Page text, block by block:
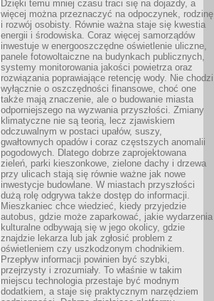
Dzięki temu mniej czasu traci się na dojazdy, a
więcej można przeznaczyć na odpoczynek, rodzinę
i rozwój osobisty. Równie ważna staje się kwestia
energii i środowiska. Coraz więcej samorządów
inwestuje w energooszczędne oświetlenie uliczne,
panele fotowoltaiczne na budynkach publicznych,
systemy monitorowania jakości powietrza oraz
rozwiązania poprawiające retencję wody. Nie chodzi
wyłącznie o oszczędności finansowe, choć one
także mają znaczenie, ale o budowanie miasta
odporniejszego na wyzwania przyszłości. Zmiany
klimatyczne nie są teorią, lecz zjawiskiem
odczuwalnym w postaci upałów, suszy,
gwałtownych opadów i coraz częstszych anomalii
pogodowych. Dlatego dobrze zaprojektowana
zieleń, parki kieszonkowe, zielone dachy i drzewa
przy ulicach stają się równie ważne jak nowe
inwestycje budowlane. W miastach przyszłości
dużą rolę odgrywa także dostęp do informacji.
Mieszkaniec chce wiedzieć, kiedy przyjedzie
autobus, gdzie może zaparkować, jakie wydarzenia
kulturalne odbywają się w jego okolicy, gdzie
znajdzie lekarza lub jak zgłosić problem z
oświetleniem czy uszkodzonym chodnikiem.
Przepływ informacji powinien być szybki,
przejrzysty i zrozumiały. To właśnie w takim
miejscu technologia przestaje być modnym
dodatkiem, a staje się praktycznym narzędziem